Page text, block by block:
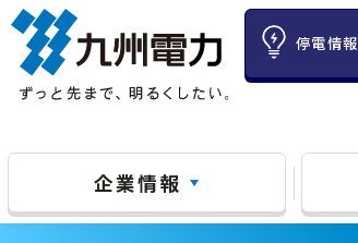
停電情報
企業情報